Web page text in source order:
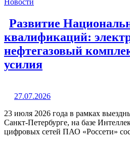
Новости
Развитие
квалификаций:
нефтегазовый
усилия
27.07.2026
23 июля 2026 года в рамках
Санкт-Петербурге, на базе
цифровых сетей ПАО «Россети»